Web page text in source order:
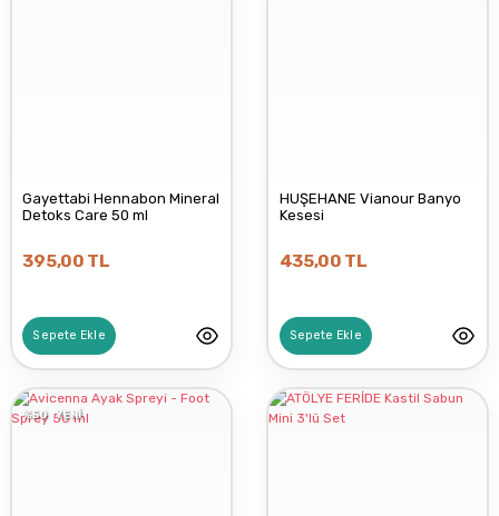
LYN SKINCARE
BGOOD
Gayettabi Hennabon Mineral
Detoks Care 50 ml
395,00 TL
Sepete Ekle
HUŞEHANE Vianour Banyo
Kesesi
435,00 TL
Sepete Ekle
%50 YENİ